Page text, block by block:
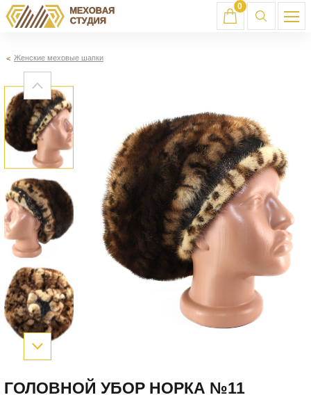
0
Женские меховые шапки
ГОЛОВНОЙ УБОР НОРКА №11